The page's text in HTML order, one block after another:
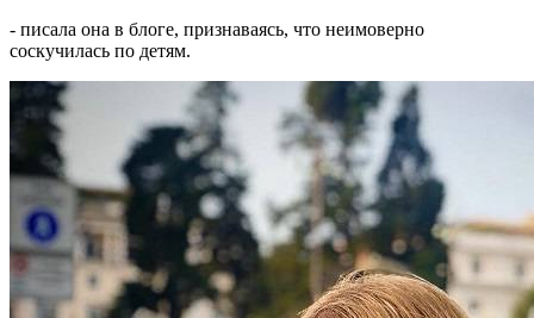
- писала она в блоге, признаваясь, что неимоверно
соскучилась по детям.